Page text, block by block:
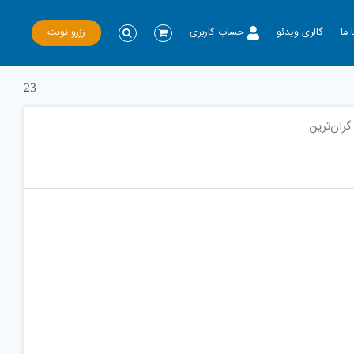
ما گالری ویدئو حساب کاربری رزرو نوبت
23
گران‌ترین